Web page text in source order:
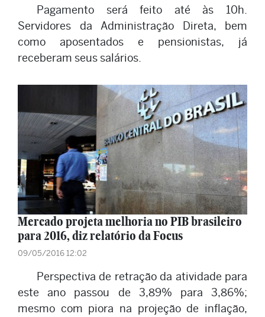
Pagamento será feito até às 10h.
Servidores da Administração Direta, bem
como aposentados e pensionistas, já
receberam seus salários.
Mercado projeta melhoria no PIB brasileiro
para 2016, diz relatório da Focus
09/05/2016 12:02
Perspectiva de retração da atividade para
este ano passou de 3,89% para 3,86%;
mesmo com piora na projeção de inflação,